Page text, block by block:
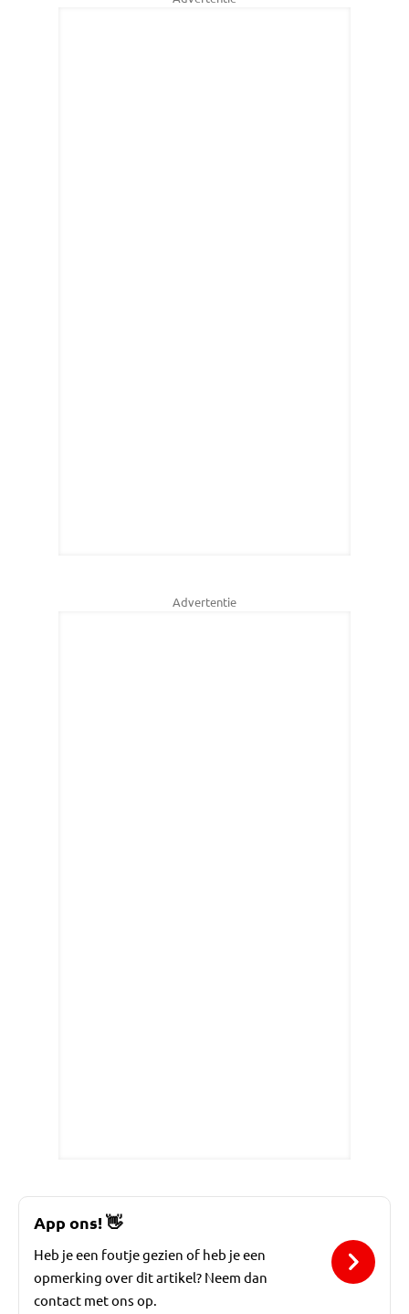
Advertentie
App ons!👋
Heb je een foutje gezien of heb je een
opmerking over dit artikel? Neem dan
contact met ons op.